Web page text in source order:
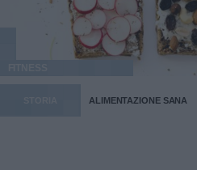
ALIMENTAZIONE SANA